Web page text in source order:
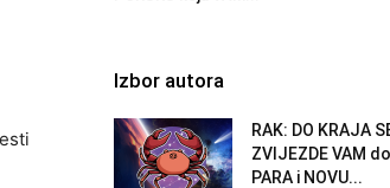
Izbor autora
RAK: DO KRAJA
ZVIJEZDE VAM
PARA i NOVU...